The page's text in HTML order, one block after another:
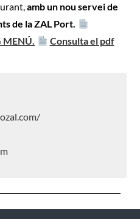
amb un nou servei de
de la ZAL Port.
MENÚ.
Consulta el pdf